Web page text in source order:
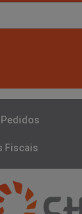
Fiscais